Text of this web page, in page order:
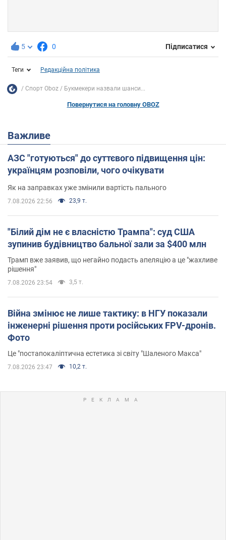
5 0 Підписатися
Теги Редакційна політика
Спорт Oboz Букмекери назвали шанси...
Повернутися на головну OBOZ
Важливе
АЗС "готуються" до суттєвого підвищення цін:
українцям розповіли, чого очікувати
Як на заправках уже змінили вартість пального
7.08.2026 22:56 23,9 т.
"Білий дім не є власністю Трампа": суд США
зупинив будівництво бальної зали за $400 млн
Трамп вже заявив, що негайно подасть апеляцію а це "жахливе
рішення"
7.08.2026 23:54 3,5 т.
Війна змінює не лише тактику: в НГУ показали
інженерні рішення проти російських FPV-дронів.
Фото
Це "постапокаліптична естетика зі світу "Шаленого Макса"
7.08.2026 23:47 10,2 т.